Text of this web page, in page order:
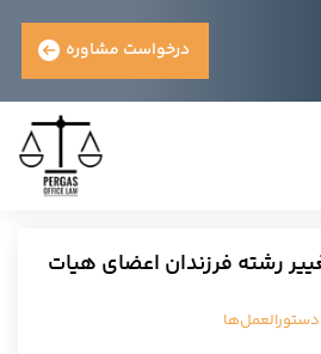
درخواست مشاوره
رشته فرزندان اعضای هیات